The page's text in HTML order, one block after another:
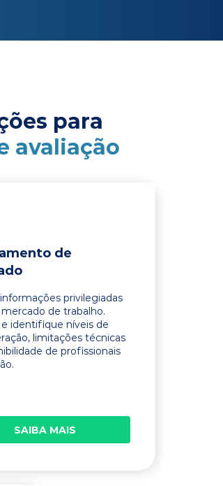
para
avaliação
de
privilegiadas
de trabalho.
e identifique níveis de
limitações técnicas
de profissionais
SAIBA MAIS